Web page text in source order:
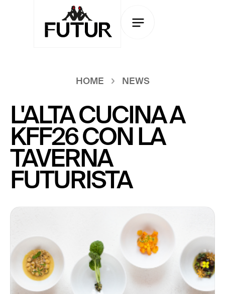
HOME NEWS
L'ALTA CUCINA A
KFF26 CON LA
TAVERNA
FUTURISTA